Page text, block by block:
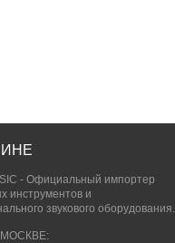
- Официальный импортер
инструментов и
звукового оборудования.